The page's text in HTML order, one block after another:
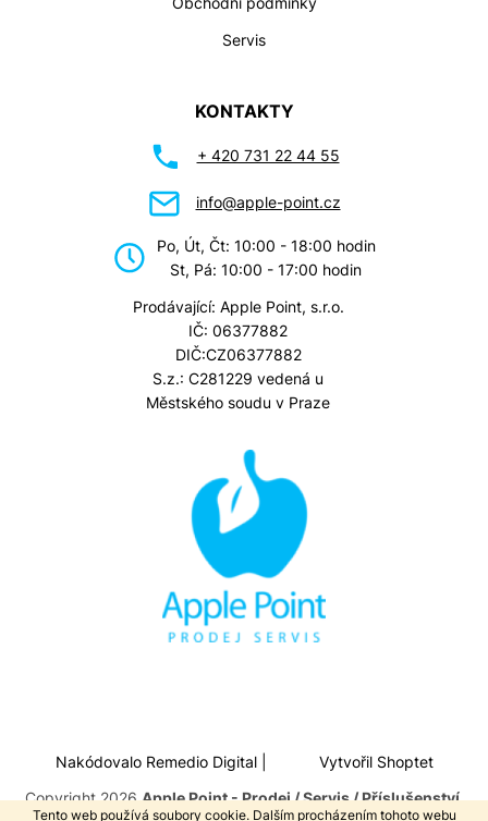
Tento web používá soubory cookie. Dalším procházením tohoto webu
Servis
KONTAKTY
+ 420 731 22 44 55
info@apple-point.cz
Po, Út, Čt: 10:00 - 18:00 hodin
St, Pá: 10:00 - 17:00 hodin
Prodávající: Apple Point, s.r.o.
IČ: 06377882
DIČ:CZ06377882
S.z.: C281229 vedená u
Městského soudu v Praze
Nakódovalo Remedio Digital|
Vytvořil Shoptet
Copyright 2026Apple Point - Prodej / Servis / Příslušenství.